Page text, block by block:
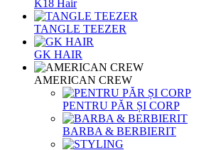
K18 Hair
TANGLE TEEZER
GK HAIR
AMERICAN CREW
PENTRU PĂR ȘI CORP
BARBA & BERBIERIT